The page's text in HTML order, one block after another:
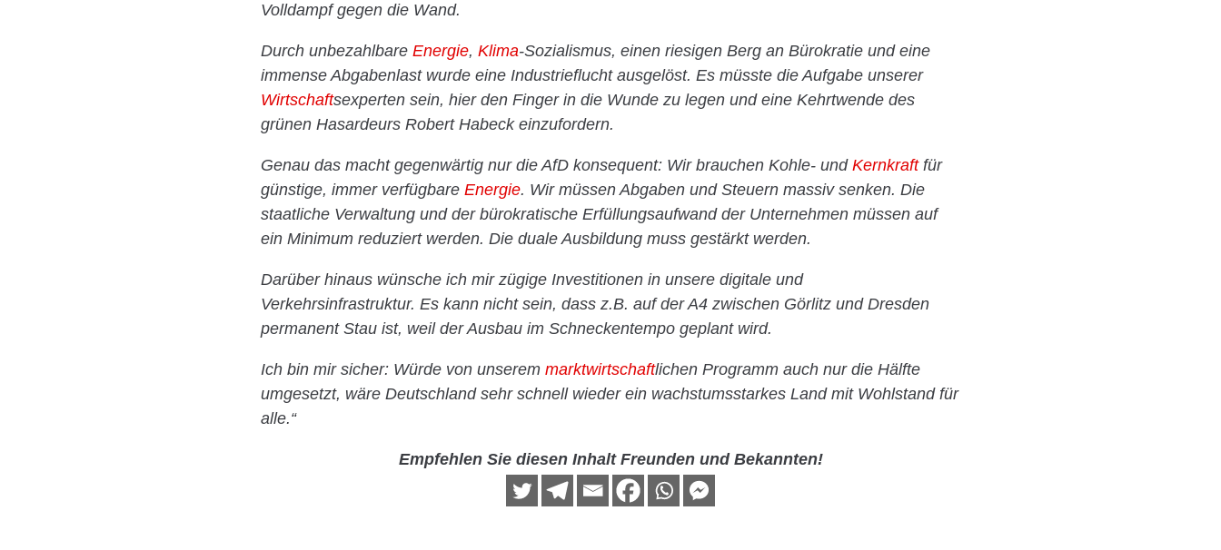
Volldampf gegen die Wand.
Durch unbezahlbare Energie, Klima-Sozialismus, einen riesigen Berg an Bürokratie und eine
immense Abgabenlast wurde eine Industrieflucht ausgelöst. Es müsste die Aufgabe unserer
Wirtschaftsexperten sein, hier den Finger in die Wunde zu legen und eine Kehrtwende des
grünen Hasardeurs Robert Habeck einzufordern.
Genau das macht gegenwärtig nur die AfD konsequent: Wir brauchen Kohle- und Kernkraftfür
günstige, immer verfügbare Energie. Wir müssen Abgaben und Steuern massiv senken. Die
staatliche Verwaltung und der bürokratische Erfüllungsaufwand der Unternehmen müssen auf
ein Minimum reduziert werden. Die duale Ausbildung muss gestärkt werden.
Darüber hinaus wünsche ich mir zügige Investitionen in unsere digitale und
Verkehrsinfrastruktur. Es kann nicht sein, dass z.B. auf der A4 zwischen Görlitz und Dresden
permanent Stau ist, weil der Ausbau im Schneckentempo geplant wird.
Ich bin mir sicher: Würde von unserem marktwirtschaftlichen Programm auch nur die Hälfte
umgesetzt, wäre Deutschland sehr schnell wieder ein wachstumsstarkes Land mit Wohlstand für
alle.“
Empfehlen Sie diesen Inhalt Freunden und Bekannten!